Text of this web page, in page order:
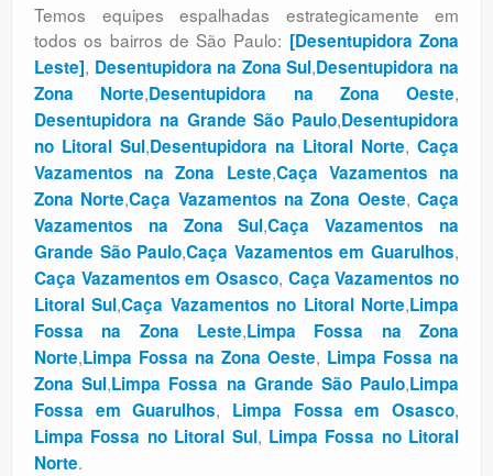
Temos equipes espalhadas estrategicamente em
todos os bairros de São Paulo: [Desentupidora Zona
Leste], Desentupidora na Zona Sul,Desentupidora na
Zona Norte,Desentupidora na Zona Oeste,
Desentupidora na Grande São Paulo,Desentupidora
no Litoral Sul,Desentupidora na Litoral Norte, Caça
Vazamentos na Zona Leste,Caça Vazamentos na
Zona Norte,Caça Vazamentos na Zona Oeste,Caça
Vazamentos na Zona Sul,Caça Vazamentos na
Grande São Paulo,Caça Vazamentos em Guarulhos,
Caça Vazamentos em Osasco, Caça Vazamentos no
Litoral Sul,Caça Vazamentos no Litoral Norte,Limpa
Fossa na Zona Leste,Limpa Fossa na Zona
Norte,Limpa Fossa na Zona Oeste, Limpa Fossa na
Zona Sul,Limpa Fossa na Grande São Paulo,Limpa
Fossa em Guarulhos, Limpa Fossa em Osasco,
Limpa Fossa no Litoral Sul, Limpa Fossa no Litoral
Norte.